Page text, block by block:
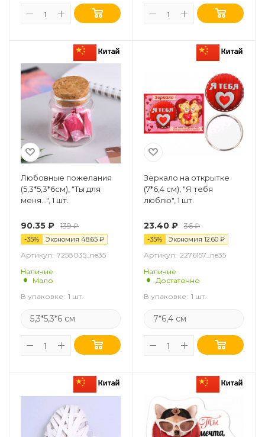
Любовные пожелания
(5,3*5,3*6см), "Ты для
меня...", 1 шт.
90.35 ₽ 139₽
-35% Экономия 48.65 ₽
Артикул: 7258035_ne35
Наличие
Мало
В упаковке: 1 шт.
5,3*5,3*6 см
Зеркало на открытке
(7*6,4 см), "Я тебя
люблю", 1 шт.
23.40 ₽ 36₽
-35% Экономия 12.60 ₽
Артикул: 2276157_ne35
Наличие
Достаточно
В упаковке: 1 шт.
7*6,4 см